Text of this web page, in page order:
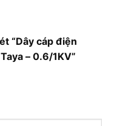
“Dây cáp điện
– 0.6/1KV”